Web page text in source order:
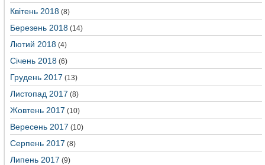
Квітень 2018 (8)
Березень 2018 (14)
Лютий 2018 (4)
Січень 2018 (6)
Грудень 2017 (13)
Листопад 2017 (8)
Жовтень 2017 (10)
Вересень 2017 (10)
Серпень 2017 (8)
Липень 2017 (9)